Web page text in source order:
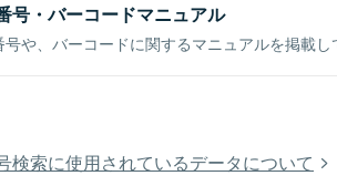
号・バーコードマニュアル
号や、バーコードに関するマニュアルを掲載し
検索に使用されているデータについて